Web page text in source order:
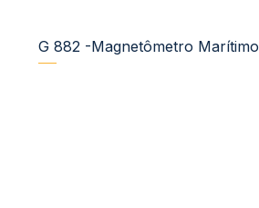
G 882 -Magnetômetro Marítimo